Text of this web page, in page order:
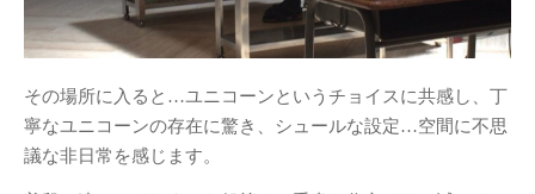
講義授業「ものづくりの法律」
(7)
紹介
教員紹介
その場所に入ると…ユニコーンというチョイスに共感し、丁
寧なユニコーンの存在に驚き、シュールな設定…空間に不思
議な非日常を感じます。